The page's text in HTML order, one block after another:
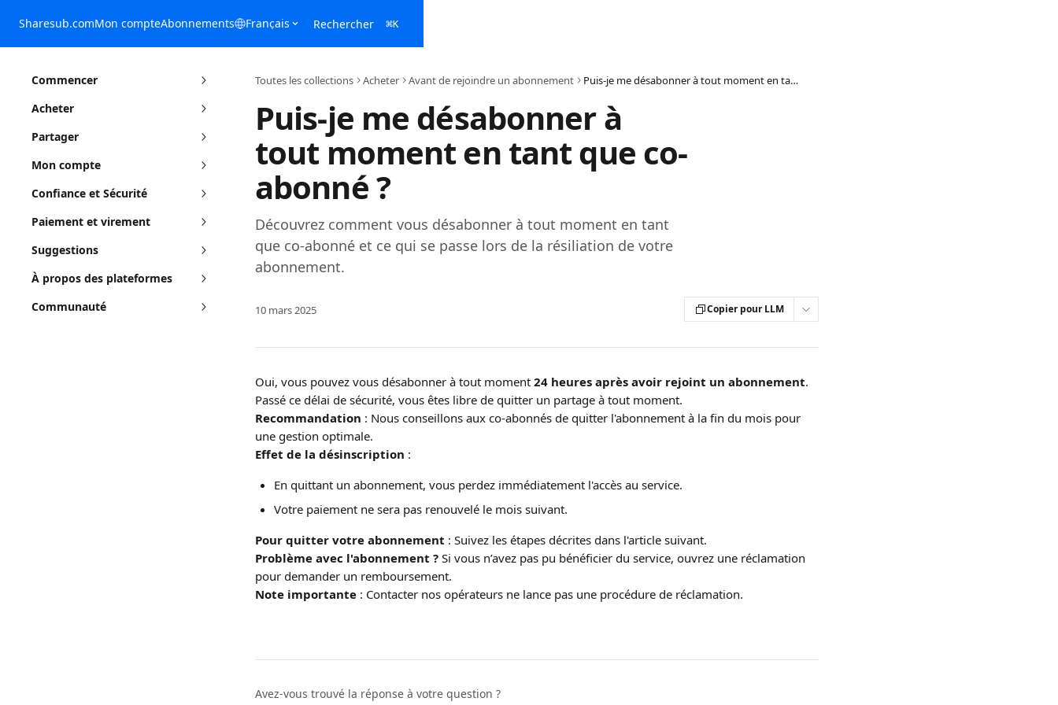
Sharesub.comMon compteAbonnements Français Rechercher ⌘K
Commencer
Acheter
Partager
Mon compte
Confiance et Sécurité
Paiement et virement
Suggestions
À propos des plateformes
Communauté
Toutes les collections Acheter Avant de rejoindre un abonnement Puis-je me désabonner à tout moment en tant que co-abonné ?
Puis-je me désabonner à
tout moment en tant que co-
abonné ?
Découvrez comment vous désabonner à tout moment en tant
que co-abonné et ce qui se passe lors de la résiliation de votre
abonnement.
10 mars 2025 Copier pour LLM
Oui, vous pouvez vous désabonner à tout moment 24 heures après avoir rejoint un abonnement.
Passé ce délai de sécurité, vous êtes libre de quitter un partage à tout moment.
Recommandation : Nous conseillons aux co-abonnés de quitter l'abonnement à la fin du mois pour
une gestion optimale.
Effet de la désinscription :
En quittant un abonnement, vous perdez immédiatement l'accès au service.
Votre paiement ne sera pas renouvelé le mois suivant.
Pour quitter votre abonnement : Suivez les étapes décrites dans l'article suivant.
Problème avec l'abonnement ? Si vous n’avez pas pu bénéficier du service, ouvrez une réclamation
pour demander un remboursement.
Note importante : Contacter nos opérateurs ne lance pas une procédure de réclamation.
Avez-vous trouvé la réponse à votre question ?